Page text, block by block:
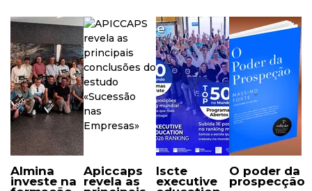
almina
investe na
apiccaps
revela as
iscte
executive
o poder da
prospecção